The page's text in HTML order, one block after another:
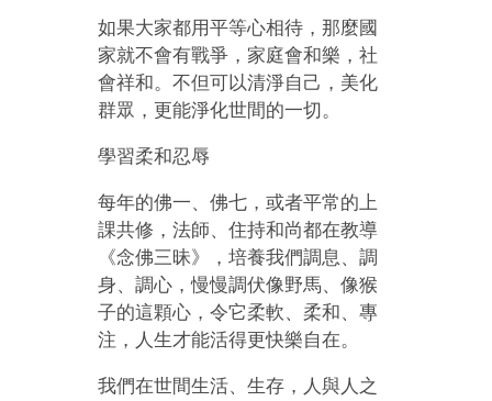
如果大家都用平等心相待，那麼國
家就不會有戰爭，家庭會和樂，社
會祥和。不但可以清淨自己，美化
群眾，更能淨化世間的一切。
學習柔和忍辱
每年的佛一、佛七，或者平常的上
課共修，法師、住持和尚都在教導
《念佛三昧》，培養我們調息、調
身、調心，慢慢調伏像野馬、像猴
子的這顆心，令它柔軟、柔和、專
注，人生才能活得更快樂自在。
我們在世間生活、生存，人與人之